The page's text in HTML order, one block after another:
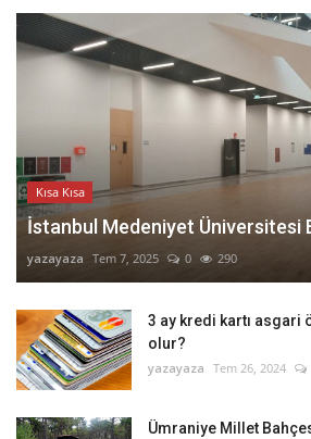
Kısa Kısa
İstanbul Medeniyet Üniversitesi
yazayaza Tem 7, 2025 0 290
3 ay kredi kartı asgari
olur?
yazayaza Tem 26, 2024
Ümraniye Millet